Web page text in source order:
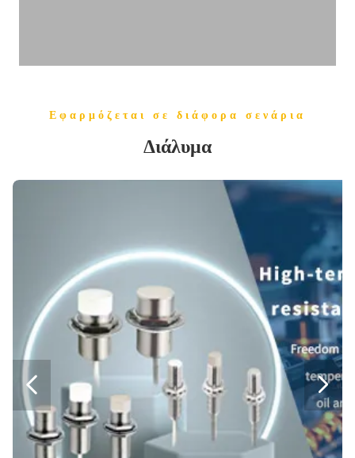
Εφαρμόζεται σε διάφορα σενάρια
Διάλυμα
 